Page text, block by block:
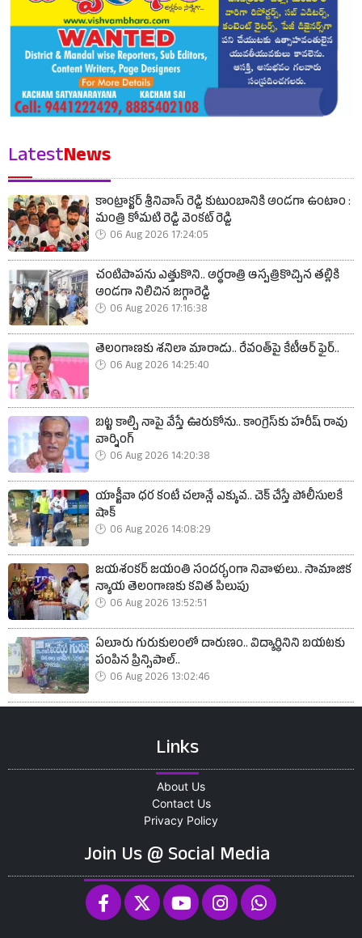
LatestNews
కాంట్రాక్టర్ శ్రీనివాస్ రెడ్డి కుటుంబానికి అండగా ఉంటాం :
మంత్రి కోమటి రెడ్డి వెంకట్ రెడ్డి
06 Aug 2026 17:24:05
చంటిపాపను ఎత్తుకొని.. అర్ధరాత్రి ఆస్పత్రికొచ్చిన తల్లికి
అండగా నిలిచిన జగ్గారెడ్డి
06 Aug 2026 17:16:38
తెలంగాణకు శనిలా మారాడు.. రేవంత్‌పై కేటీఆర్ ఫైర్..
06 Aug 2026 14:25:40
బట్ట కాల్చి నాపై వేస్తే ఊరుకోను.. కాంగ్రెస్‌కు హరీష్ రావు
వార్నింగ్
06 Aug 2026 14:20:38
యాక్టీవా ధర కంటే చలాన్లే ఎక్కువ.. చెక్ చేస్తే పోలీసులకే
షాక్
06 Aug 2026 14:08:29
జయశంకర్ జయంతి సందర్భంగా నివాళులు.. సామాజిక
న్యాయ తెలంగాణకు కవిత పిలుపు
06 Aug 2026 13:52:51
ఏలూరు గురుకులంలో దారుణం.. విద్యార్థినిని బయటకు
పంపిన ప్రిన్సిపాల్..
06 Aug 2026 13:02:46
Links
About Us
Contact Us
Privacy Policy
Join Us @ Social Media